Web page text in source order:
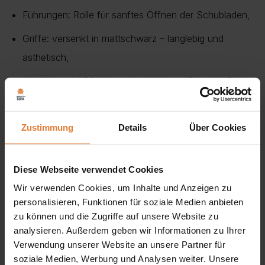
Zustimmung Details Über Cookies
Diese Webseite verwendet Cookies
Wir verwenden Cookies, um Inhalte und Anzeigen zu
personalisieren, Funktionen für soziale Medien anbieten
zu können und die Zugriffe auf unsere Website zu
analysieren. Außerdem geben wir Informationen zu Ihrer
Verwendung unserer Website an unsere Partner für
soziale Medien, Werbung und Analysen weiter. Unsere
Führungen: Rolle für sanftes Öffnen der Schubladen,
Griffe: versenkt in mattschwarz – langlebig und
ästhetisch,
Ausführung: ABS-Kante im sichtbaren Bereich, Papier
im unsichtbaren Bereich,
Die eintürige Kommode mit 3 Schubladen ist eine stilvolle
und funktionelle Lösung für jedes Interieur. Mit einem
geräumigen Schrank und drei geräumigen Schubladen ist
sie ideal für die Aufbewahrung von Kleidung, Dokumenten
oder Schmuckstücken. Die Kommode ist aus
hochwertigen Materialien gefertigt, die eine lange
Lebensdauer und ein elegantes Aussehen garantieren. Die
eintürige Kommode mit 3 Schubladen passt perfekt in